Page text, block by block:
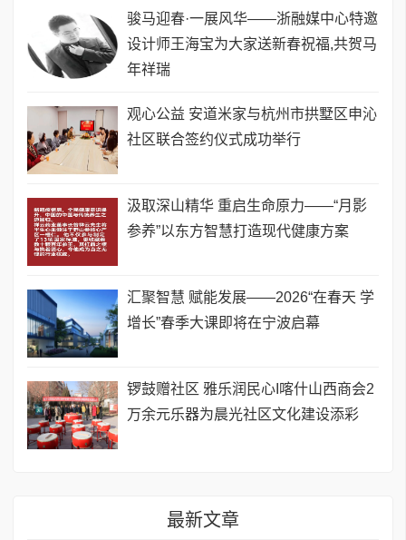
骏马迎春·一展风华——浙融媒中心特邀
设计师王海宝为大家送新春祝福,共贺马
年祥瑞
观心公益 安道米家与杭州市拱墅区申沁
社区联合签约仪式成功举行
汲取深山精华 重启生命原力——“月影
参养”以东方智慧打造现代健康方案
汇聚智慧 赋能发展——2026“在春天 学
增长”春季大课即将在宁波启幕
锣鼓赠社区 雅乐润民心I喀什山西商会2
万余元乐器为晨光社区文化建设添彩
最新文章